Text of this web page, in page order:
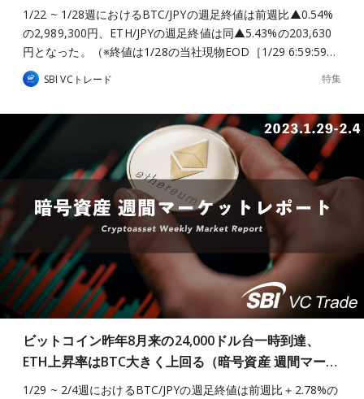
1/22 ~ 1/28週におけるBTC/JPYの週足終値は前週比▲0.54%
の2,989,300円、ETH/JPYの週足終値は同▲5.43%の203,630
円となった。（※終値は1/28の当社現物EOD［1/29 6:59:59…
SBI VCトレード 特集
ビットコイン昨年8月来の24,000ドル台一時到達、
ETH上昇率はBTC大きく上回る（暗号資産 週間マー…
1/29 ~ 2/4週におけるBTC/JPYの週足終値は前週比＋2.78%の